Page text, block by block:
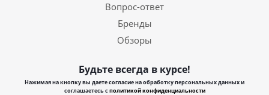
Вопрос-ответ
Бренды
Обзоры
Будьте всегда в курсе!
Нажимая на кнопку вы даете согласие на обработку персональных данных и
соглашаетесь сполитикой конфиденциальности